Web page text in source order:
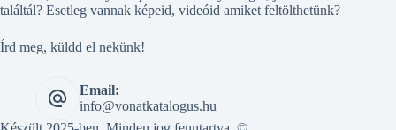
találtál? Esetleg vannak képeid, videóid amiket feltölthetünk?
Írd meg, küldd el nekünk!
Email:
info@vonatkatalogus.hu